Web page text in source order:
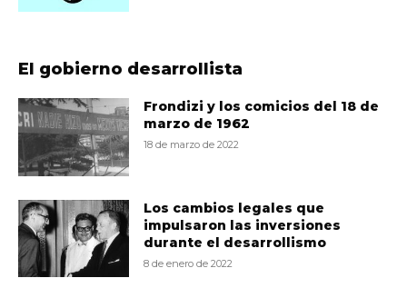
El gobierno desarrollista
Frondizi y los comicios del 18 de
marzo de 1962
18 de marzo de 2022
Los cambios legales que
impulsaron las inversiones
durante el desarrollismo
8 de enero de 2022